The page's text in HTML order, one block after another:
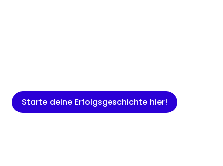
Starte deine Erfolgsgeschichte hier!